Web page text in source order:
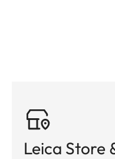
Leica Store